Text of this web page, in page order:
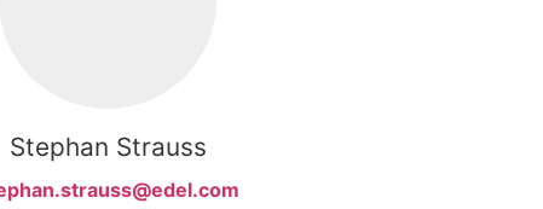
Stephan Strauss